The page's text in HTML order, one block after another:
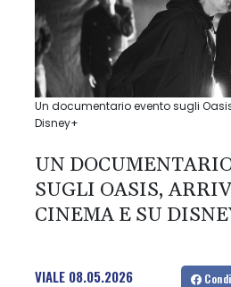
Un documentario evento sugli
Disney+
UN
SUGLI OASIS,
CINEMA E SU
VIALE 08.05.2026